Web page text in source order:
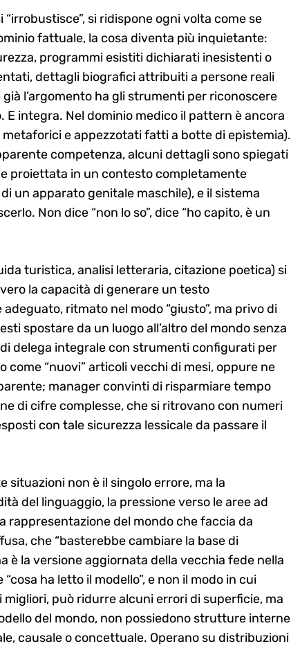
si ridispone ogni volta come se
fattuale, la cosa diventa più inquietante:
programmi esistiti dichiarati inesistenti o
dettagli biografici attribuiti a persone reali
l’argomento ha gli strumenti per riconoscere
E integra. Nel dominio medico il pattern è ancora
e appezzotati fatti a botte di epistemia).
competenza, alcuni dettagli sono spiegati
proiettata in un contesto completamente
un apparato genitale maschile), e il sistema
Non dice “non lo so”, dice “ho capito, è un
turistica, analisi letteraria, citazione poetica) si
la capacità di generare un testo
ritmato nel modo “giusto”, ma privo di
spostare da un luogo all’altro del mondo senza
delega integrale con strumenti configurati per
“nuovi” articoli vecchi di mesi, oppure ne
manager convinti di risparmiare tempo
di cifre complesse, che si ritrovano con numeri
con tale sicurezza lessicale da passare il
situazioni non è il singolo errore, ma la
del linguaggio, la pressione verso le aree ad
rappresentazione del mondo che faccia da
che “basterebbe cambiare la base di
è la versione aggiornata della vecchia fede nella
ha letto il modello”, e non il modo in cui
può ridurre alcuni errori di superficie, ma
del mondo, non possiedono strutture interne
causale o concettuale. Operano su distribuzioni